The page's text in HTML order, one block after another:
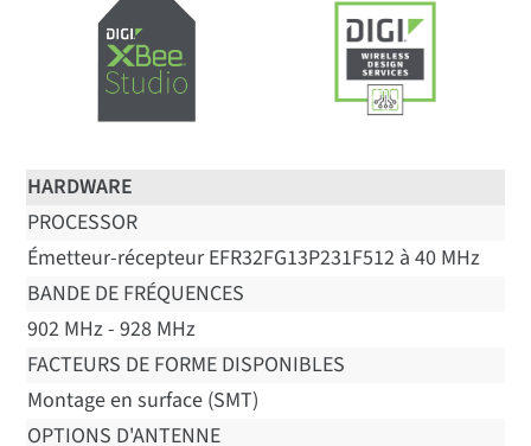
HARDWARE
PROCESSOR
Émetteur-récepteur EFR32FG13P231F512 à 40 MHz
BANDE DE FRÉQUENCES
902 MHz - 928 MHz
FACTEURS DE FORME DISPONIBLES
Montage en surface (SMT)
OPTIONS D'ANTENNE